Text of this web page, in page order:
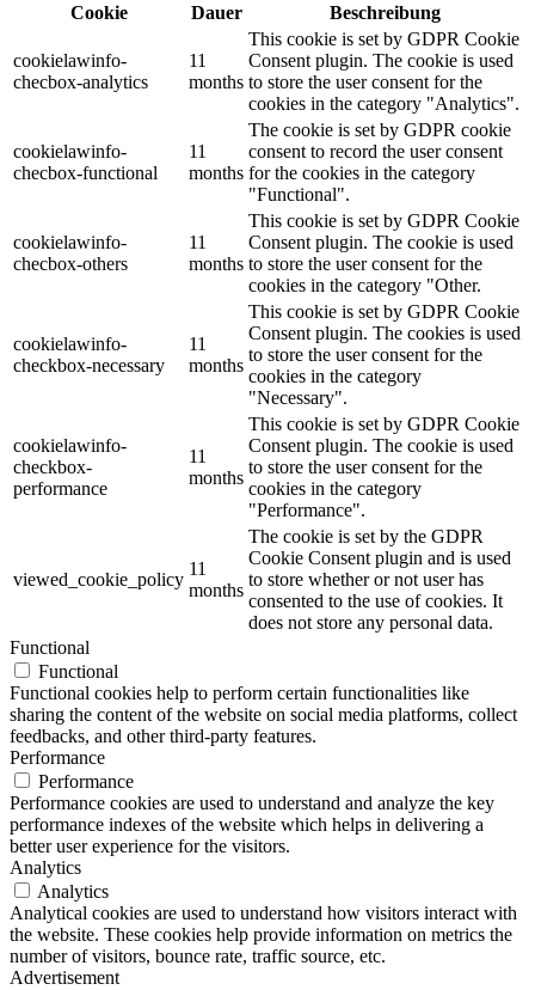
Cookie
Dauer Beschreibung
cookielawinfo-
checbox-analytics
11
months
This cookie is set by GDPR Cookie
Consent plugin. The cookie is used
to store the user consent for the
cookies in the category "Analytics".
cookielawinfo-
checbox-functional
11
months
The cookie is set by GDPR cookie
consent to record the user consent
for the cookies in the category
"Functional".
cookielawinfo-
checbox-others
11
months
This cookie is set by GDPR Cookie
Consent plugin. The cookie is used
to store the user consent for the
cookies in the category "Other.
cookielawinfo-
checkbox-necessary
11
months
This cookie is set by GDPR Cookie
Consent plugin. The cookies is used
to store the user consent for the
cookies in the category
"Necessary".
cookielawinfo-
checkbox-
performance
11
months
This cookie is set by GDPR Cookie
Consent plugin. The cookie is used
to store the user consent for the
cookies in the category
"Performance".
viewed_cookie_policy
11
months
The cookie is set by the GDPR
Cookie Consent plugin and is used
to store whether or not user has
consented to the use of cookies. It
does not store any personal data.
Functional
Functional
Functional cookies help to perform certain functionalities like
sharing the content of the website on social media platforms, collect
feedbacks, and other third-party features.
Performance
Performance
Performance cookies are used to understand and analyze the key
performance indexes of the website which helps in delivering a
better user experience for the visitors.
Analytics
Analytics
Analytical cookies are used to understand how visitors interact with
the website. These cookies help provide information on metrics the
number of visitors, bounce rate, traffic source, etc.
Advertisement